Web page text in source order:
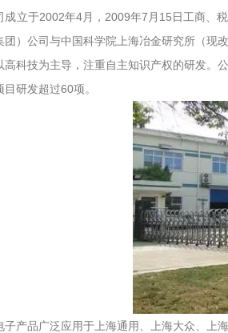
成立于2002年4月，2009年7月15日工商、
）公司与中国科学院上海冶金研究所（现
高科技为主导，注重自主知识产权的研发。
研发超过60项。
产品广泛应用于上海通用、上海大众、上